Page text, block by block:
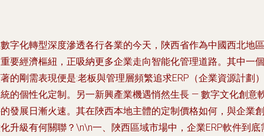
字化轉型深度滲透各行各業的今天，陜西省作為中國西北地區
要經濟樞紐，正吸納更多企業走向智能化管理道路。其中一個
的剛需表現便是:老板與管理層頻繁追求ERP（企業資源計劃）
的個性化定制。另一新興產業機遇悄然生長 — 數字文化創意
發展日漸火速。其在陜西本地主體的定制價格如何，與企業創
升級有何關聯？\n\n一、陜西區域市場中，企業ERP軟件到底